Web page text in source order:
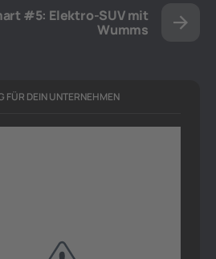
#5: Elektro-SUV mit
Wumms
FÜR DEIN UNTERNEHMEN